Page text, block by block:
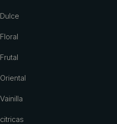
Dulce
Floral
Frutal
Oriental
Vainilla
citricas